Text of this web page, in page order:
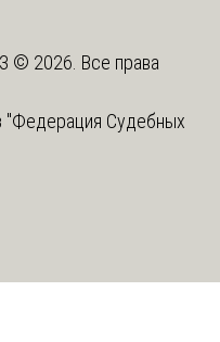
2026. Все права
"Федерация Судебных